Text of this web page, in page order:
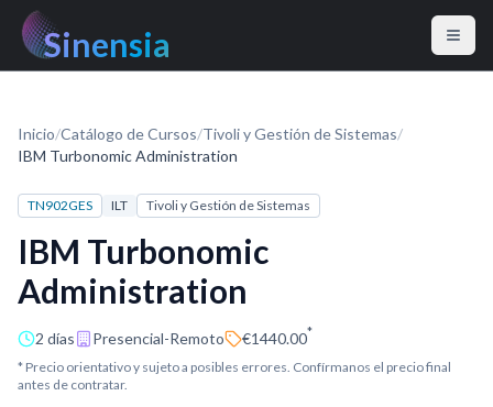
Sinensia
Inicio/Catálogo de Cursos/Tivoli y Gestión de Sistemas/
IBM Turbonomic Administration
TN902GES ILT Tivoli y Gestión de Sistemas
IBM Turbonomic
Administration
2 días Presencial-Remoto €1440.00*
* Precio orientativo y sujeto a posibles errores. Confírmanos el precio final
antes de contratar.